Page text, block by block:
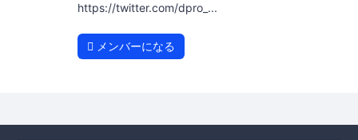
https://twitter.com/dpro_...
メンバーになる